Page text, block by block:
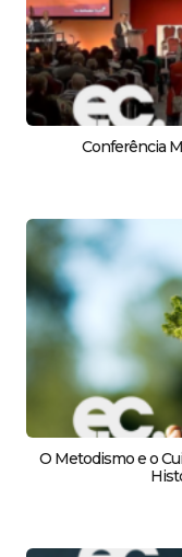
Conferência
O Metodismo e o